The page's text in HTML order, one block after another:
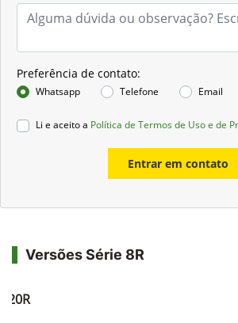
Preferência de contato:
Whatsapp Telefone Email
Li e aceito a Política de Termos de Uso e de
Entrar em contato
Versões Série 8R